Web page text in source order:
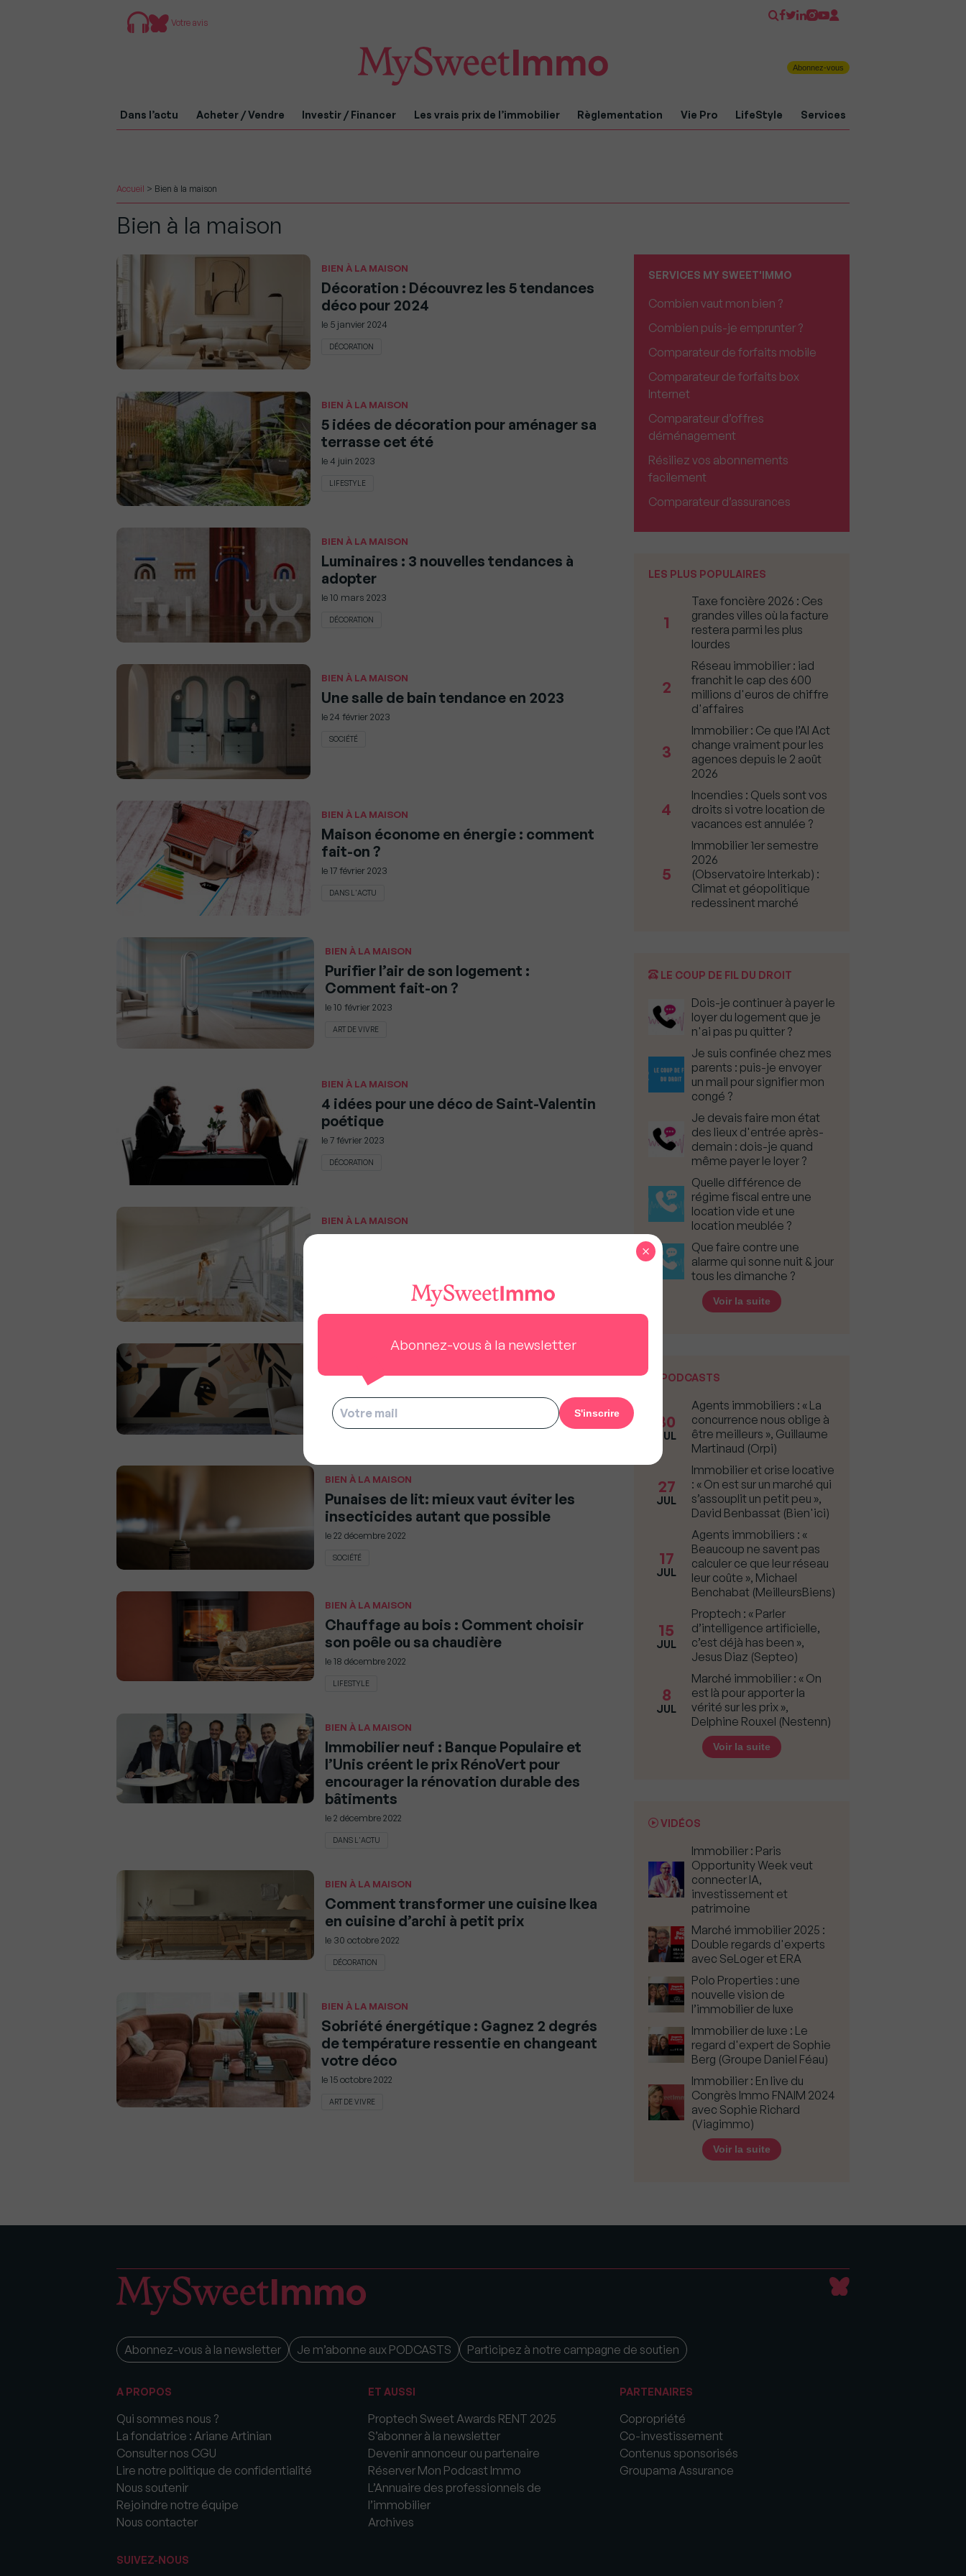
Votre avis
Abonnez-vous
Dans l’actu Acheter / Vendre Investir / Financer Les vrais prix de l’immobilier Règlementation Vie Pro LifeStyle Services
Accueil > Bien à la maison
Bien à la maison
BIEN À LA MAISON
Décoration : Découvrez les 5 tendances
déco pour 2024
le 5 janvier 2024
DÉCORATION
BIEN À LA MAISON
5 idées de décoration pour aménager sa
terrasse cet été
le4 juin 2023
LIFESTYLE
BIEN À LA MAISON
Luminaires : 3 nouvelles tendances à
adopter
le10 mars 2023
DÉCORATION
BIEN À LA MAISON
Une salle de bain tendance en 2023
le24 février 2023
SOCIÉTÉ
BIEN À LA MAISON
Maison économe en énergie : comment
fait-on ?
le17 février 2023
DANS L'ACTU
BIEN À LA MAISON
Purifier l’air de son logement :
Comment fait-on ?
le10 février 2023
ART DE VIVRE
BIEN À LA MAISON
4 idées pour une déco de Saint-Valentin
poétique
le7 février 2023
DÉCORATION
BIEN À LA MAISON
La peinture écolo se met à la déco
Quel papier peint pour planter le décor
en 2023 ?
le 23 décembre 2022
BIEN À LA MAISON
Punaises de lit: mieux vaut éviter les
insecticides autant que possible
le22 décembre 2022
SOCIÉTÉ
BIEN À LA MAISON
Chauffage au bois : Comment choisir
son poêle ou sa chaudière
le18 décembre 2022
LIFESTYLE
BIEN À LA MAISON
Immobilier neuf : Banque Populaire et
l’Unis créent le prix RénoVert pour
encourager la rénovation durable des
bâtiments
le2 décembre 2022
DANS L'ACTU
BIEN À LA MAISON
Comment transformer une cuisine Ikea
en cuisine d’archi à petit prix
le 30 octobre 2022
DÉCORATION
BIEN À LA MAISON
Sobriété énergétique : Gagnez 2 degrés
de température ressentie en changeant
votre déco
le15 octobre 2022
ART DE VIVRE
SERVICES MY SWEET'IMMO
Combien vaut mon bien ?
Combien puis-je emprunter ?
Comparateur de forfaits mobile
Comparateur de forfaits box
Internet
Comparateur d’offres
déménagement
Résiliez vos abonnements
facilement
Comparateur d’assurances
LES PLUS POPULAIRES
1
Taxe foncière 2026 : Ces
grandes villes où la facture
restera parmi les plus
lourdes
2
Réseau immobilier : iad
franchit le cap des 600
millions d'euros de chiffre
d'affaires
3
Immobilier : Ce que l’AI Act
change vraiment pour les
agences depuis le 2 août
2026
4
Incendies : Quels sont vos
droits si votre location de
vacances est annulée ?
5
Immobilier 1er semestre
2026
(Observatoire Interkab) :
Climat et géopolitique
redessinent marché
LE COUP DE FIL DU DROIT
Dois-je continuer à payer le
loyer du logement que je
n'ai pas pu quitter ?
Je suis confinée chez mes
parents : puis-je envoyer
un mail pour signifier mon
congé ?
Je devais faire mon état
des lieux d'entrée après-
demain : dois-je quand
même payer le loyer ?
Quelle différence de
régime fiscal entre une
location vide et une
location meublée ?
Que faire contre une
alarme qui sonne nuit & jour
tous les dimanche ?
Voir la suite
PODCASTS
30
JUL
Agents immobiliers : « La
concurrence nous oblige à
être meilleurs », Guillaume
Martinaud (Orpi)
27
JUL
Immobilier et crise locative
: « On est sur un marché qui
s’assouplit un petit peu »,
David Benbassat (Bien'ici)
17
JUL
Agents immobiliers : «
Beaucoup ne savent pas
calculer ce que leur réseau
leur coûte », Michael
Benchabat (MeilleursBiens)
15
JUL
Proptech : « Parler
d’intelligence artificielle,
c’est déjà has been »,
Jesus Diaz (Septeo)
8
JUL
Marché immobilier : « On
est là pour apporter la
vérité sur les prix »,
Delphine Rouxel (Nestenn)
Voir la suite
VIDÉOS
Immobilier : Paris
Opportunity Week veut
connecter IA,
investissement et
patrimoine
Marché immobilier 2025 :
Double regards d'experts
avec SeLoger et ERA
Polo Properties : une
nouvelle vision de
l’immobilier de luxe
Immobilier de luxe : Le
regard d'expert de Sophie
Berg (Groupe Daniel Féau)
Immobilier : En live du
Congrès Immo FNAIM 2024
avec Sophie Richard
(Viagimmo)
Voir la suite
Abonnez-vous à la newsletter Je m’abonne aux PODCASTS Participez à notre campagne de soutien
A PROPOS
Qui sommes nous ?
La fondatrice : Ariane Artinian
Consulter nos CGU
Lire notre politique de confidentialité
Nous soutenir
Rejoindre notre équipe
Nous contacter
ET AUSSI
Proptech Sweet Awards RENT 2025
S’abonner à la newsletter
Devenir annonceur ou partenaire
Réserver Mon Podcast Immo
L’Annuaire des professionnels de
l’immobilier
Archives
PARTENAIRES
Copropriété
Co-investissement
Contenus sponsorisés
Groupama Assurance
SUIVEZ-NOUS
Abonnez-vous à la newsletter
×